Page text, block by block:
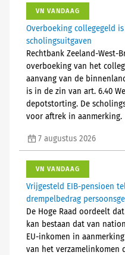
VN VANDAAG
Overboeking collegegeld
scholingsuitgaven
Rechtbank Zeeland-West-
overboeking van het
aanvang van de
is in de zin van art. 6.40
depotstorting. De
voor aftrek in aanmerking.
7 augustus 2026
VN VANDAAG
Vrijgesteld EIB-pensioen
drempelbedrag
De Hoge Raad oordeelt
kan bestaan dat van
EU-inkomen in
van het verzamelinkomen